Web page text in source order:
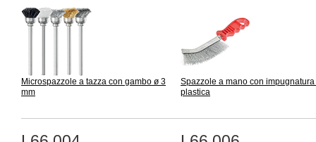
Microspazzole a tazza con gambo ø 3
mm
Spazzole a mano con
plastica